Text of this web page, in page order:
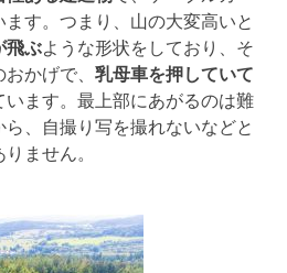
す。つまり、山の大変高いと
飛ぶような形状をしており、そ
かげで、 乳母車を押していて
ます。最上部にあがるのは難
、自撮り写を撮れないなどと
ません。